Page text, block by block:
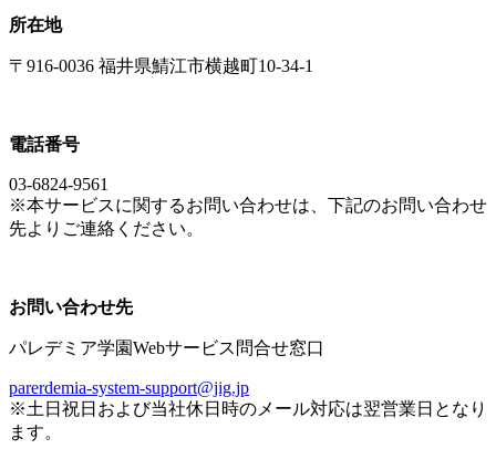
所在地
〒916-0036 福井県鯖江市横越町10-34-1
電話番号
03-6824-9561
※本サービスに関するお問い合わせは、下記のお問い合わせ
先よりご連絡ください。
お問い合わせ先
パレデミア学園Webサービス問合せ窓口
parerdemia-system-support@jig.jp
※土日祝日および当社休日時のメール対応は翌営業日となり
ます。